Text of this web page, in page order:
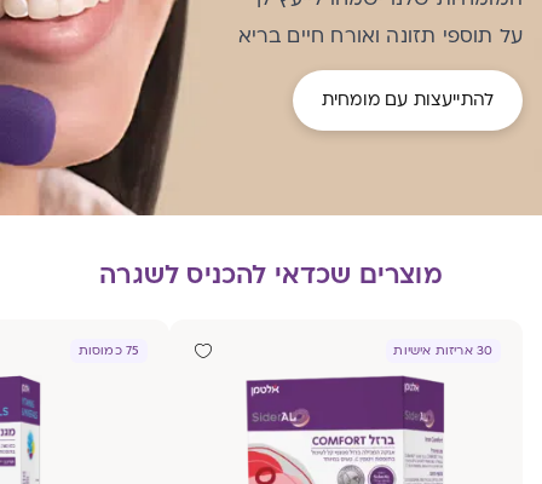
על תוספי תזונה ואורח חיים בריא
להתייעצות עם מומחית
מוצרים שכדאי להכניס לשגרה
30 אריזות אישיות 75 כמוסות